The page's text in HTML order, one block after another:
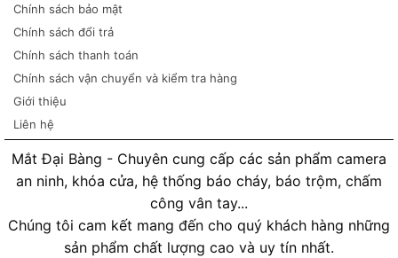
Chính sách bảo mật
Chính sách đổi trả
Chính sách thanh toán
Chính sách vận chuyển và kiểm tra hàng
Giới thiệu
Liên hệ
Mắt Đại Bàng - Chuyên cung cấp các sản phẩm camera
an ninh, khóa cửa, hệ thống báo cháy, báo trộm, chấm
công vân tay...
Chúng tôi cam kết mang đến cho quý khách hàng những
sản phẩm chất lượng cao và uy tín nhất.